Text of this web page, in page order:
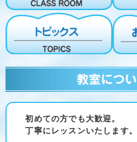
初めての方でも大歓
丁寧にレッスンいたします。